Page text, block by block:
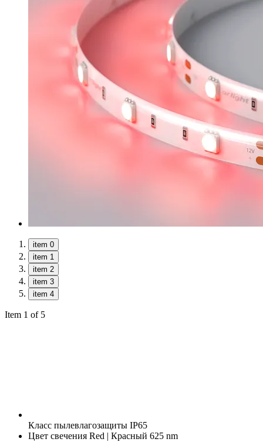
item 0
item 1
item 2
item 3
item 4
Item 1 of 5
Класс пылевлагозащиты IP65
Цвет свечения Red | Красный 625 nm